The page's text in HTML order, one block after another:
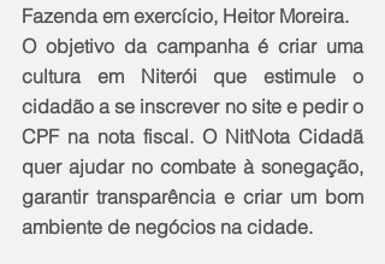
Fazenda em exercício, Heitor Moreira.
O objetivo da campanha é criar uma
cultura em Niterói que estimule o
cidadão a se inscrever no site e pedir o
CPF na nota fiscal. O NitNota Cidadã
quer ajudar no combate à sonegação,
garantir transparência e criar um bom
ambiente de negócios na cidade.